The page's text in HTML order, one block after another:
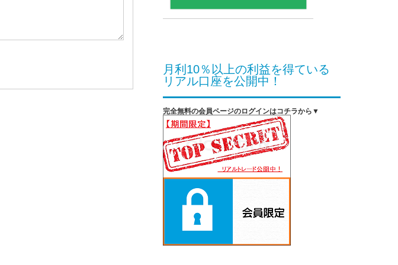
月利10％以上の利益を得ている
リアル口座を公開中！
完全無料の会員ページのログインはコチラから▼